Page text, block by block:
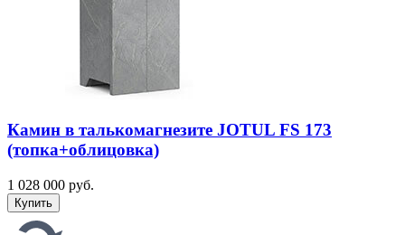
Камин в талькомагнезите JOTUL FS 173
(топка+облицовка)
1 028 000 руб.